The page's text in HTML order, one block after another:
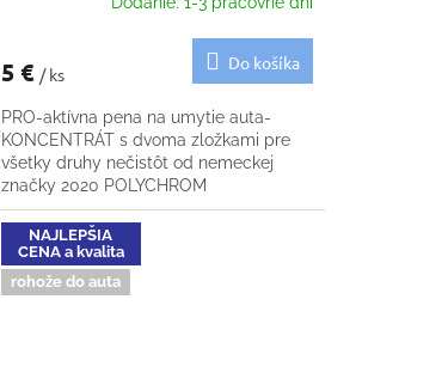
5 € / ks
Do košíka
PRO-aktívna pena na umytie auta-
KONCENTRÁT s dvoma zložkami pre
všetky druhy nečistôt od nemeckej
značky 2020 POLYCHROM
NAJLEPŠIA
CENA a kvalita
rohože do auta